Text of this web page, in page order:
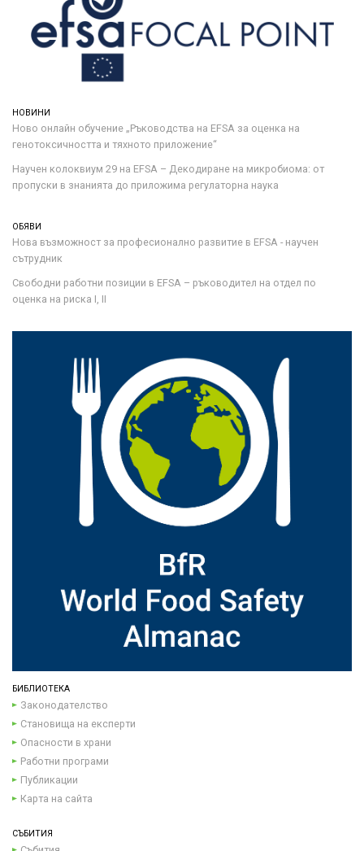
НОВИНИ
Ново онлайн обучение „Ръководства на ЕFSA за оценка на
генотоксичността и тяхното приложение“
Научен колоквиум 29 на EFSA – Декодиране на микробиома: от
пропуски в знанията до приложима регулаторна наука
ОБЯВИ
Нова възможност за професионално развитие в EFSA - научен
сътрудник
Свободни работни позиции в EFSA – ръководител на отдел по
оценка на риска I, II
БИБЛИОТЕКА
Законодателство
Становища на експерти
Опасности в храни
Работни програми
Публикации
Карта на сайта
СЪБИТИЯ